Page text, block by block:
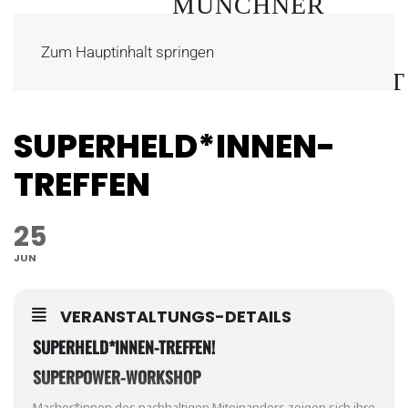
Zum Hauptinhalt springen
SUPERHELD*INNEN-
TREFFEN
25
JUN
VERANSTALTUNGS-DETAILS
SUPERHELD*INNEN-TREFFEN!
SUPERPOWER-WORKSHOP